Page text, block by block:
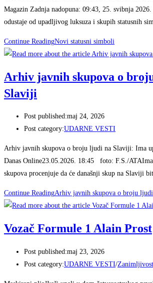
Magazin Zadnja nadopuna: 09:43, 25. svibnja
odustaje od upadljivog luksuza i skupih statusnih
Continue ReadingNovi statusni simboli
Arhiv javnih skupova o
Slaviji
Post published:maj 24, 2026
Post category:UDARNE VESTI
Arhiv javnih skupova o broju ljudi na Slaviji: Ima
Danas Online23.05.2026. 18:45 foto: F.S./
skupova procenjuje da će današnji skup na Slaviji
Continue ReadingArhiv javnih skupova o broju
Vozač Formule 1 Alain Prost
Post published:maj 23, 2026
Post category:UDARNE VESTI/